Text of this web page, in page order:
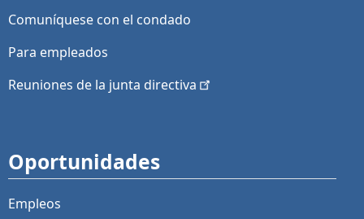
Comuníquese con el condado
Para empleados
Reuniones de la junta directiva
Oportunidades
Empleos